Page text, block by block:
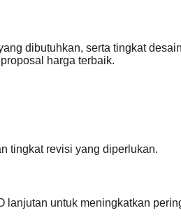
dibutuhkan, serta tingkat
harga terbaik.
tingkat revisi yang diperlukan.
untuk meningkatkan